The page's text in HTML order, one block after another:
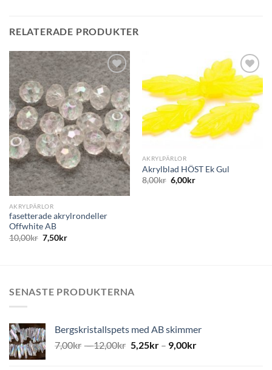
RELATERADE PRODUKTER
AKRYLPÄRLOR
fasetterade akrylrondeller
Offwhite AB
10,00kr 7,50kr
AKRYLPÄRLOR
Akrylblad HÖST Ek Gul
8,00kr 6,00kr
SENASTE PRODUKTERNA
Bergskristallspets med AB skimmer
7,00kr –12,00kr 5,25kr– 9,00kr